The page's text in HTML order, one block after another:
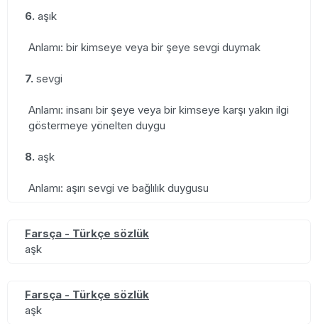
6. aşık
Anlamı: bir kimseye veya bir şeye sevgi duymak
7. sevgi
Anlamı: insanı bir şeye veya bir kimseye karşı yakın ilgi
göstermeye yönelten duygu
8. aşk
Anlamı: aşırı sevgi ve bağlılık duygusu
Farsça - Türkçe sözlük
aşk
Farsça - Türkçe sözlük
aşk